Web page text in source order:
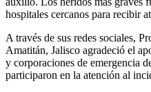
hospitales cercanos para recibir
A través de sus redes sociales,
Amatitán, Jalisco agradeció el
y corporaciones de emergencia
participaron en la atención al